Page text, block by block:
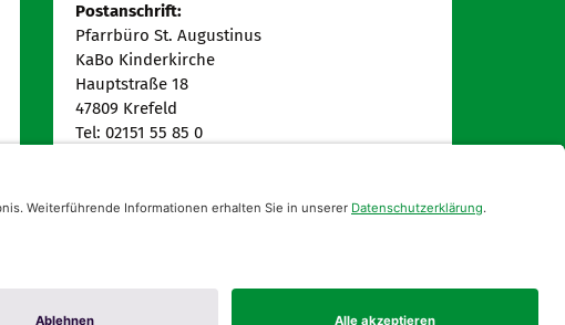
Postanschrift:
Pfarrbüro St. Augustinus
KaBo Kinderkirche
Hauptstraße 18
47809 Krefeld
Tel: 02151 55 85 0